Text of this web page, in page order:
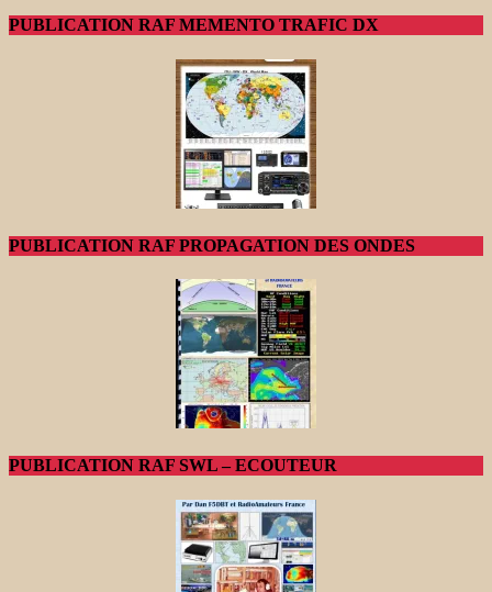
PUBLICATION RAF MEMENTO TRAFIC DX
PUBLICATION RAF PROPAGATION DES ONDES
PUBLICATION RAF SWL – ECOUTEUR